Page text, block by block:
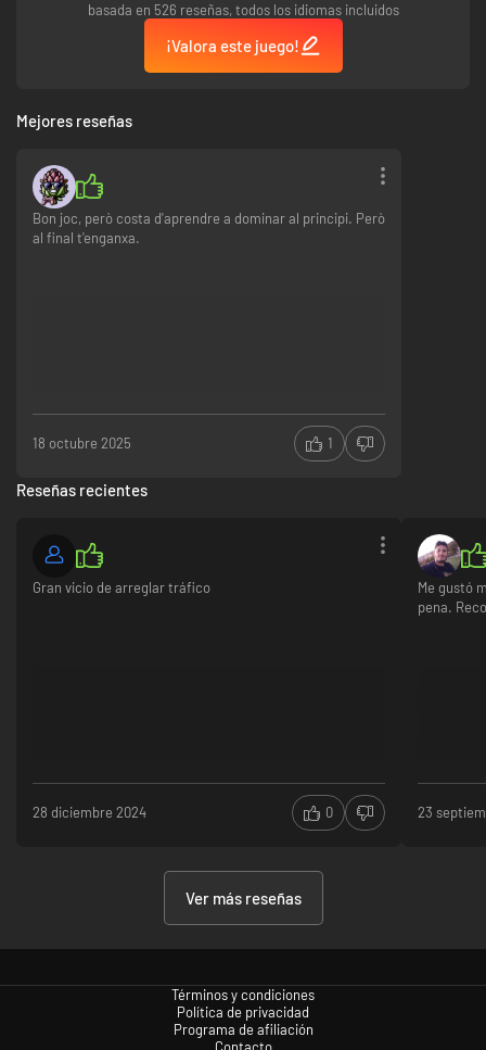
basada en 526 reseñas, todos los idiomas incluidos
¡Valora este juego!
Mejores reseñas
Bon joc, però costa d'aprendre a dominar al principi. Però
al final t'enganxa.
18 octubre 2025 1
Reseñas recientes
Gran vicio de arreglar tráfico
28 diciembre 2024 0
Me gustó
pena.
23
Ver más reseñas
Términos y condiciones
Política de privacidad
Programa de afiliación